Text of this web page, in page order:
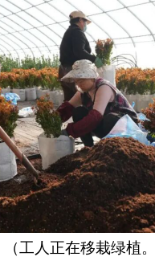
（工人正在移栽绿植